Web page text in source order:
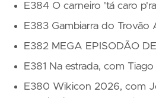
E384 O carneiro 'tá caro
E383 Gambiarra do Trovão
E382 MEGA EPISODÃO
E381 Na estrada, com Tiago
E380 Wikicon 2026, com